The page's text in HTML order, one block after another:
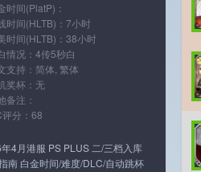
时间(PlatP)：
时间(HLTB)：7小时
时间(HLTB)：38小时
情况：4传5秒白
支持：简体, 繁体
奖杯：无
备注：
评分：68
4月港服 PS PLUS 二/三档入库
南 白金时间/难度/DLC/自动跳杯